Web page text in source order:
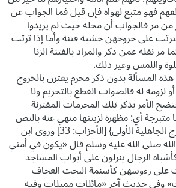
فهو متبع لهواه فإن قيل فما الجواب عن
مر فالجواب أن محله حيث لم يريدوا
يترتب على خروجهن خشية فتنة وأما إذا ترتب
نقله عمن ذكر والمراد بالفتنة الزنا
واللمس وغير ذلك.
المسألة بدون ذكر محرم يقترن بالخروج
لزومه له فالصواب القطع بالتحريم ولا
الأمر بذكر تلك المحرمات المقترنة
متبرجة أي: مظهرة لزينتها منهي عنه بالنص
قال تعالى {ولا تبرجن تبرج الجاهلية الأولى} [الأحزاب: 33] وروى ابن
صلى الله عليه وسلم قال «يكون في أمتي
الرجال ينزلون على أبواب المساجد
على رءوسهن كأسنمة البخت العجاف
وفي حديث آخر «مائلات مميلات وفيه